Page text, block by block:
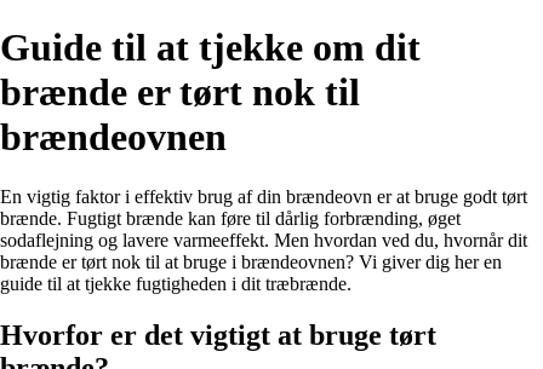
Guide til at tjekke om dit
brænde er tørt nok til
brændeovnen
En vigtig faktor i effektiv brug af din brændeovn er at bruge godt tørt
brænde. Fugtigt brænde kan føre til dårlig forbrænding, øget
sodaflejning og lavere varmeeffekt. Men hvordan ved du, hvornår dit
brænde er tørt nok til at bruge i brændeovnen? Vi giver dig her en
guide til at tjekke fugtigheden i dit træbrænde.
Hvorfor er det vigtigt at bruge tørt